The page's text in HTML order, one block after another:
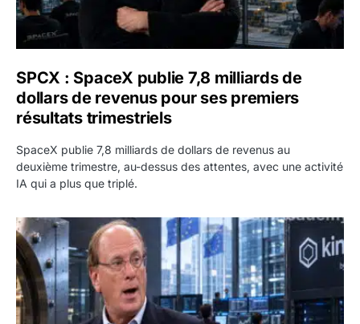
SPCX : SpaceX publie 7,8 milliards de
dollars de revenus pour ses premiers
résultats trimestriels
SpaceX publie 7,8 milliards de dollars de revenus au
deuxième trimestre, au-dessus des attentes, avec une activité
IA qui a plus que triplé.
BlackRock tokenise 311 milliards de dollars de fonds